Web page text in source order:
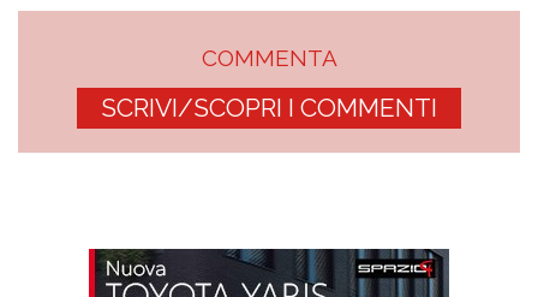
COMMENTA
SCRIVI/SCOPRI I COMMENTI